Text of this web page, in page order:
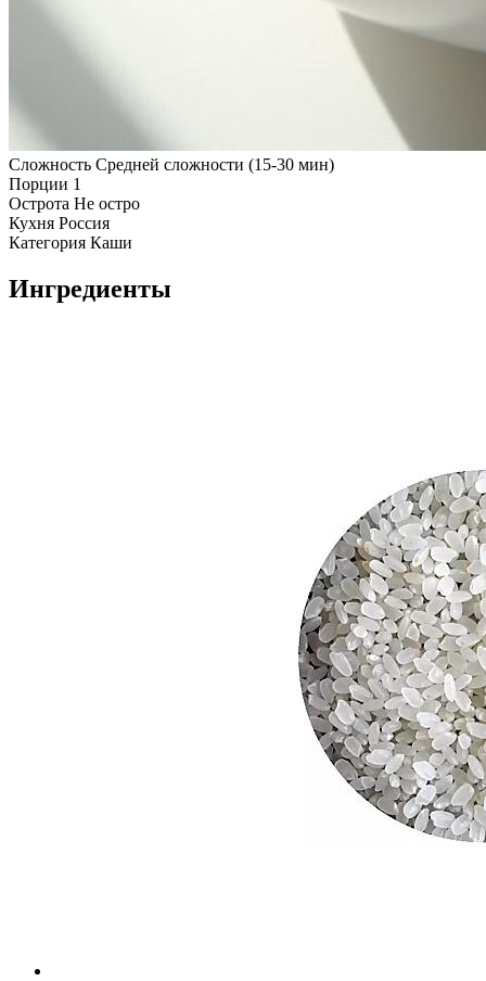
Сложность Средней сложности (15-30 мин)
Порции 1
Острота Не остро
Кухня Россия
Категория Каши
Ингредиенты